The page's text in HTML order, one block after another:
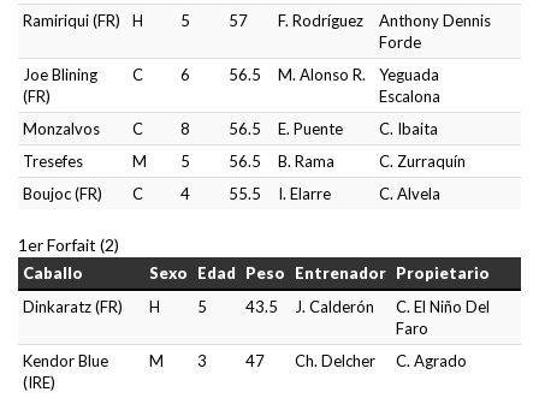
Ramiriqui (FR)
H 5 57 F. Rodríguez
Anthony Dennis
Forde
Joe Blining
(FR)
C 6 56.5 M. Alonso R.
Yeguada
Escalona
Monzalvos
C 8 56.5 E. Puente
C. Ibaita
Tresefes
M 5 56.5 B. Rama
C. Zurraquín
Boujoc (FR)
C 4 55.5 I. Elarre C. Alvela
1er Forfait (2)
Caballo Sexo Edad Peso Entrenador Propietario
Dinkaratz (FR)
H 5 43.5 J. Calderón
C. El Niño Del
Faro
Kendor Blue
(IRE)
M 3 47 Ch. Delcher C. Agrado